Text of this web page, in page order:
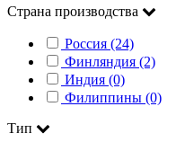
Страна производства
Россия (24)
Финляндия (2)
Индия (0)
Филиппины (0)
Тип